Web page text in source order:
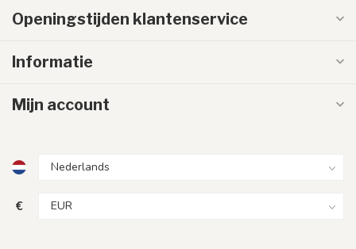
Openingstijden klantenservice
Informatie
Mijn account
€